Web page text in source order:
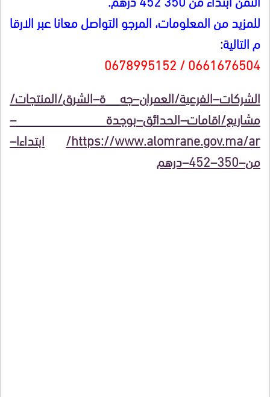
للمزيد من المعلومات، المرجو التواصل معانا عبر الارقا
م التالية:
0661676504 / 0678995152
الشركات–الفرعية/العمران–جه ة–الشرق/المنتجات/
مشاريع/اقامات–الحدائق–بوجدة
–
https://www.alomrane.gov.ma/ar/
ابتداءا–
من–
350
–
452
–درهم